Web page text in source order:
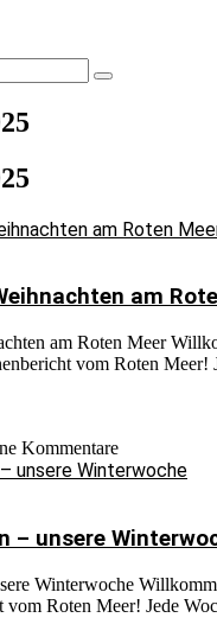
am
am Roten Meer
vom Roten Meer!
Kommentare
– unsere
Winterwoche
vom Roten Meer! Jede